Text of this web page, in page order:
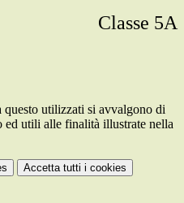
Classe 5A
utilizzati si avvalgono di
ed utili alle finalità illustrate nella
Accetta tutti i cookies